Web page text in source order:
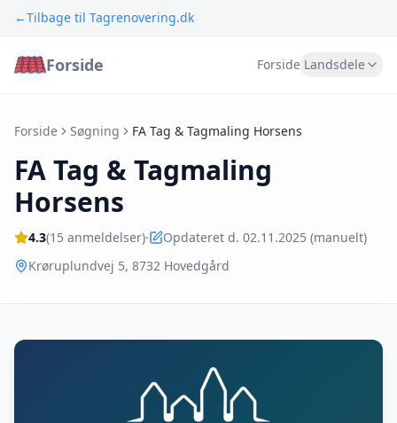
←Tilbage til Tagrenovering.dk
Forside Forside Landsdele
Forside Søgning FA Tag & Tagmaling Horsens
FA Tag & Tagmaling
Horsens
4.3(15 anmeldelser)·
Opdateret d. 02.11.2025 (manuelt)
Krøruplundvej 5, 8732 Hovedgård